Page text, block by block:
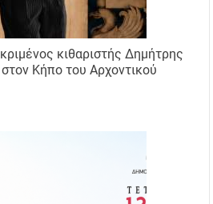
κιθαριστής Δημήτρης
Κήπο του Αρχοντικού